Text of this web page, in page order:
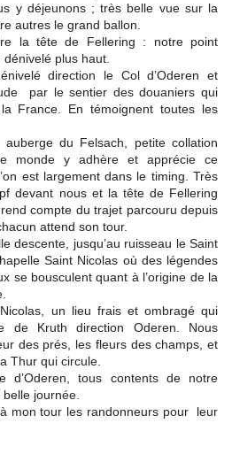
y déjeunons ; très belle vue sur la
autres le grand ballon.
la tête de Fellering : notre point
plus haut.
direction le Col d’Oderen et
par le sentier des douaniers qui
France. En témoignent toutes les
du Felsach, petite collation
monde y adhère et apprécie ce
est largement dans le timing. Très
devant nous et la tête de Fellering
compte du trajet parcouru depuis
attend son tour.
descente, jusqu’au ruisseau le Saint
Saint Nicolas où des légendes
se bousculent quant à l’origine de la
un lieu frais et ombragé qui
de Kruth direction Oderen. Nous
des prés, les fleurs des champs, et
Thur qui circule.
d’Oderen, tous contents de notre
journée.
mon tour les randonneurs pour leur